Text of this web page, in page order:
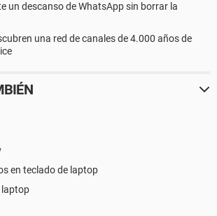
un descanso de WhatsApp sin borrar la
una red de canales de 4.000 años de
en teclado de laptop
laptop